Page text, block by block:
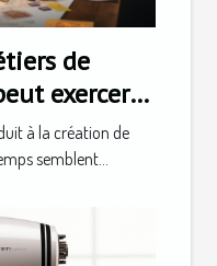
de
exercer
à la création de
semblent...